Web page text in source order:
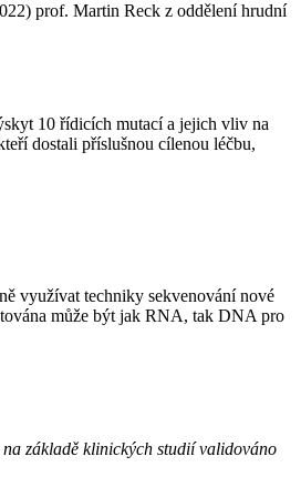
prof. Martin Reck z oddělení hrudní
10 řídicích mutací a jejich vliv na
dostali příslušnou cílenou léčbu,
využívat techniky sekvenování nové
může být jak RNA, tak DNA pro
základě klinických studií validováno